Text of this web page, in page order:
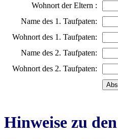
Wohnort der Eltern :
Name des 1. Taufpaten:
Wohnort des 1. Taufpaten:
Name des 2. Taufpaten:
Wohnort des 2. Taufpaten:
Hinweise zu